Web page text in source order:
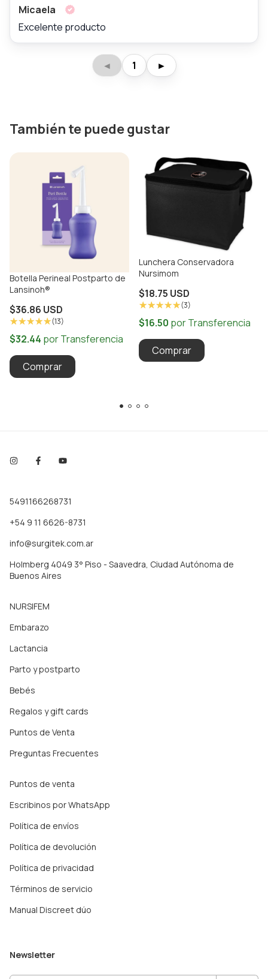
Micaela
Excelente producto
◄ 1 ►
También te puede gustar
Botella Perineal Postparto de
Lansinoh®
$36.86 USD
(13)
Lunchera Conservadora
Nursimom
$18.75 USD
(3)
5491166268731
+54 9 11 6626-8731
info@surgitek.com.ar
Holmberg 4049 3° Piso - Saavedra, Ciudad Autónoma de
Buenos Aires
NURSIFEM
Embarazo
Lactancia
Parto y postparto
Bebés
Regalos y gift cards
Puntos de Venta
Preguntas Frecuentes
Puntos de venta
Escribinos por WhatsApp
Política de envíos
Política de devolución
Política de privacidad
Términos de servicio
Manual Discreet dúo
Newsletter